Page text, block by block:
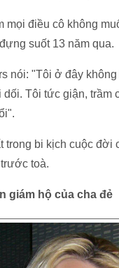
mọi điều cô không
suốt 13 năm qua.
nói: "Tôi ở đây
Tôi tức giận,
bi kịch cuộc đời
toà.
giám hộ của cha đẻ